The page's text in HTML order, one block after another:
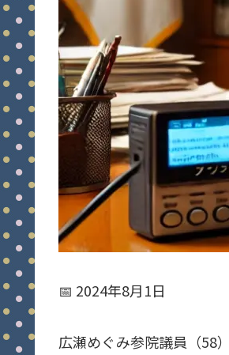
📅 2024年8月1日
広瀬めぐみ参院議員（58